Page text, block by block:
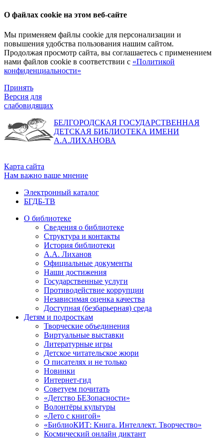
О файлах cookie на этом веб-сайте
Мы применяем файлы cookie для персонализации и
повышения удобства пользования нашим сайтом.
Продолжая просмотр сайта, вы соглашаетесь с применением
нами файлов cookie в соответствии с «Политикой
конфиденциальности»
Принять
Версия для
слабовидящих
БЕЛГОРОДСКАЯ ГОСУДАРСТВЕННАЯ
ДЕТСКАЯ БИБЛИОТЕКА ИМЕНИ
А.А.ЛИХАНОВА
Карта сайта
Нам важно ваше мнение
Электронный каталог
БГДБ-ТВ
О библиотеке
Сведения о библиотеке
Структура и контакты
История библиотеки
А.А. Лиханов
Официальные документы
Наши достижения
Государственные услуги
Противодействие коррупции
Независимая оценка качества
Доступная (безбарьерная) среда
Детям и подросткам
Творческие объединения
Виртуальные выставки
Литературные игры
Детское читательское жюри
О писателях и не только
Новинки
Интернет-гид
Советуем почитать
«Детство БЕЗопасности»
Волонтёры культуры
«Лето с книгой»
«БиблиоКИТ: Книга. Интеллект. Творчество»
Космический онлайн диктант